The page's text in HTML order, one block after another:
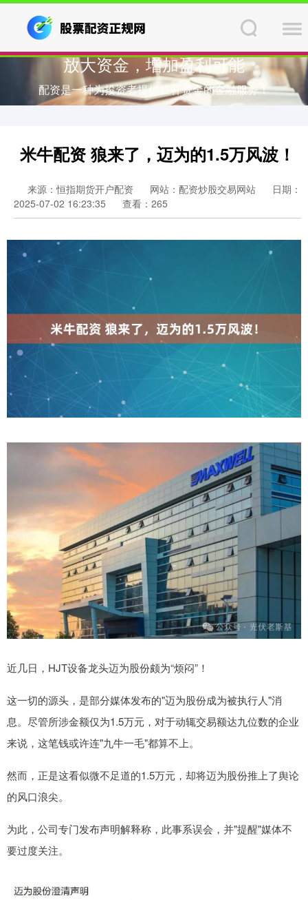
放大资金，增加盈利可能
配资是一种为投资者提供杠杆资金的金融服务！
米牛配资 狼来了，迈为的1.5万风波！
来源：恒指期货开户配资 网站：配资炒股交易网站
日期：
2025-07-02 16:23:35
查看：265
近几日，HJT设备龙头迈为股份颇为“烦闷”！
这一切的源头，是部分媒体发布的"迈为股份成为被执行人"消
息。尽管所涉金额仅为1.5万元，对于动辄交易额达九位数的企业
来说，这笔钱或许连"九牛一毛"都算不上。
然而，正是这看似微不足道的1.5万元，却将迈为股份推上了舆论
的风口浪尖。
为此，公司专门发布声明解释称，此事系误会，并"提醒"媒体不
要过度关注。